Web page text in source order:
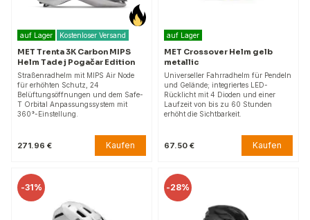
auf Lager Kostenloser Versand
MET Trenta 3K Carbon MIPS
Helm Tadej Pogačar Edition
Straßenradhelm mit MIPS Air Node
für erhöhten Schutz, 24
Belüftungsöffnungen und dem Safe-
T Orbital Anpassungssystem mit
360°-Einstellung.
271.96 € Kaufen
auf Lager
MET Crossover Helm gelb
metallic
Universeller Fahrradhelm für Pendeln
und Gelände; integriertes LED-
Rücklicht mit 4 Dioden und einer
Laufzeit von bis zu 60 Stunden
erhöht die Sichtbarkeit.
67.50 € Kaufen
-31% -28%